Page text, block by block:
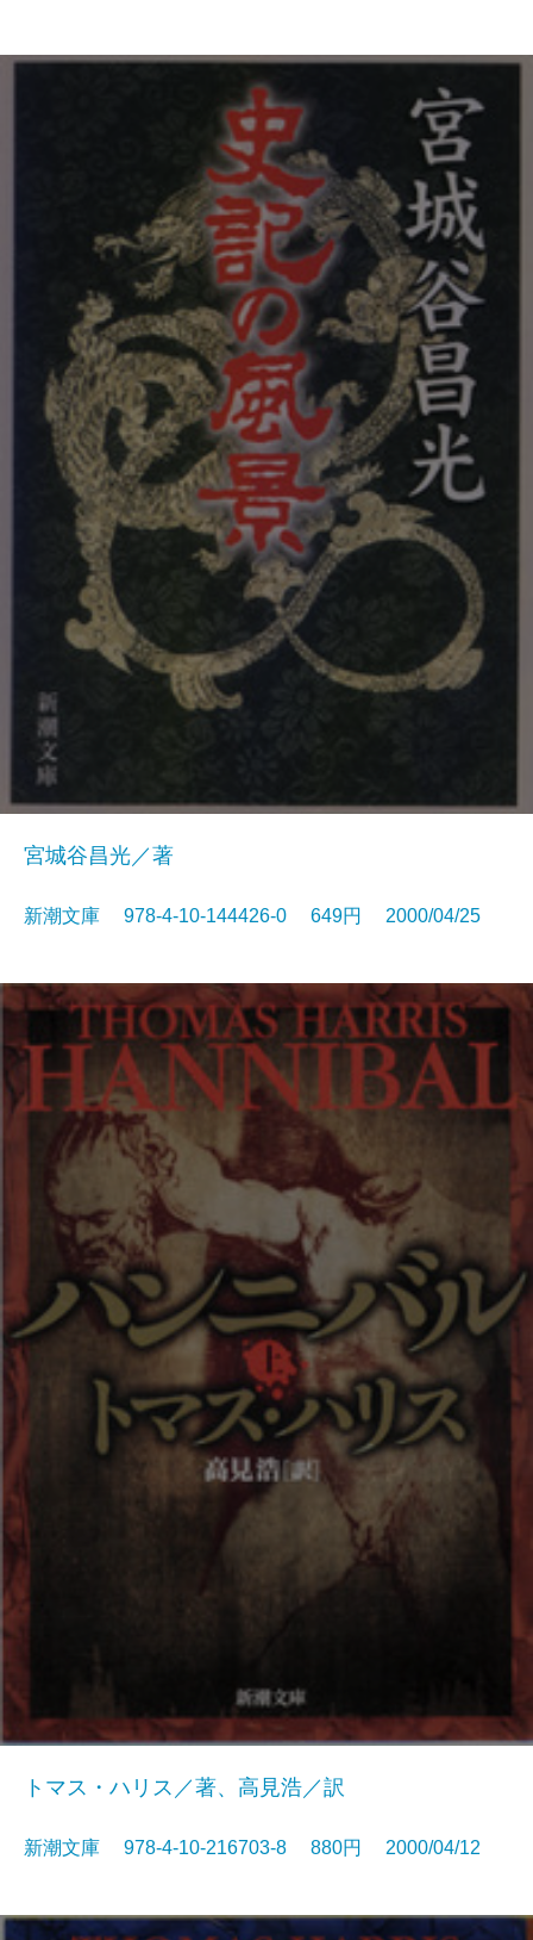
宮城谷昌光／著
新潮文庫 978-4-10-144426-0 649円 2000/04/25
トマス・ハリス／著、高見浩／訳
新潮文庫 978-4-10-216703-8 880円 2000/04/12